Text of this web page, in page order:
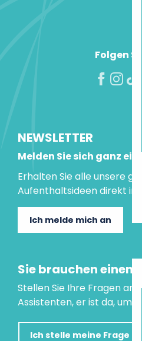
Folgen
NEWSLETTER
Melden Sie sich ganz
Erhalten Sie alle unsere
Aufenthaltsideen direkt in
Ich melde mich an
Sie brauchen einen
Stellen Sie Ihre Fragen an
Assistenten, er ist da, um
Ich stelle meine Frage